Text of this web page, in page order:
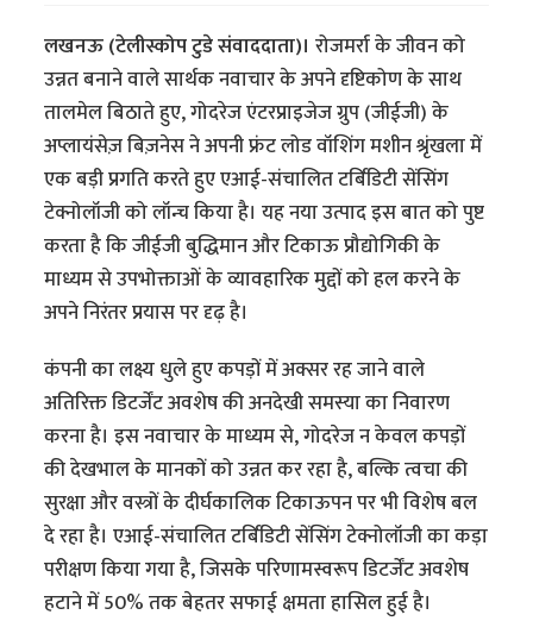
लखनऊ (टेलीस्कोप टुडे संवाददाता)।रोजमर्रा के जीवन को
उन्नत बनाने वाले सार्थक नवाचार के अपने दृष्टिकोण के साथ
तालमेल बिठाते हुए, गोदरेज एंटरप्राइजेज ग्रुप (जीईजी) के
अप्लायंसेज़ बिज़नेस ने अपनी फ्रंट लोड वॉशिंग मशीन श्रृंखला में
एक बड़ी प्रगति करते हुए एआई-संचालित टर्बिडिटी सेंसिंग
टेक्नोलॉजी को लॉन्च किया है। यह नया उत्पाद इस बात को पुष्ट
करता है कि जीईजी बुद्धिमान और टिकाऊ प्रौद्योगिकी के
माध्यम से उपभोक्ताओं के व्यावहारिक मुद्दों को हल करने के
अपने निरंतर प्रयास पर दृढ़ है।
कंपनी का लक्ष्य धुले हुए कपड़ों में अक्सर रह जाने वाले
अतिरिक्त डिटर्जेंट अवशेष की अनदेखी समस्या का निवारण
करना है। इस नवाचार के माध्यम से, गोदरेज न केवल कपड़ों
की देखभाल के मानकों को उन्नत कर रहा है, बल्कि त्वचा की
सुरक्षा और वस्त्रों के दीर्घकालिक टिकाऊपन पर भी विशेष बल
दे रहा है। एआई-संचालित टर्बिडिटी सेंसिंग टेक्नोलॉजी का कड़ा
परीक्षण किया गया है, जिसके परिणामस्वरूप डिटर्जेंट अवशेष
हटाने में 50% तक बेहतर सफाई क्षमता हासिल हुई है।